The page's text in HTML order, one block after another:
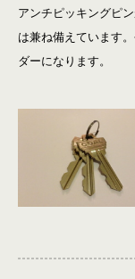
アンチピッキングピ
は兼ね備えています
ダーになります。